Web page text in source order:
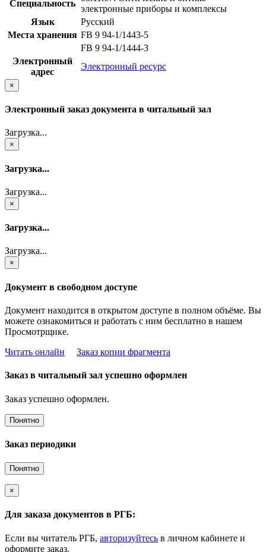
Специальность
электронные приборы и комплексы
Язык
Русский
Места хранения FB 9 94-1/1443-5
FB 9 94-1/1444-3
Электронный
адрес
Электронный ресурс
×
Электронный заказ документа в читальный зал
Загрузка...
×
Загрузка...
Загрузка...
×
Загрузка...
Загрузка...
×
Документ в свободном доступе
Документ находится в открытом доступе в полном объёме. Вы
можете ознакомиться и работать с ним бесплатно в нашем
Просмотрщике.
Читать онлайн
Заказ копии фрагмента
Заказ в читальный зал успешно оформлен
Заказ успешно оформлен.
Понятно
Заказ периодики
Понятно
×
Для заказа документов в РГБ:
Если вы читатель РГБ, авторизуйтесь в личном кабинете и
оформите заказ.